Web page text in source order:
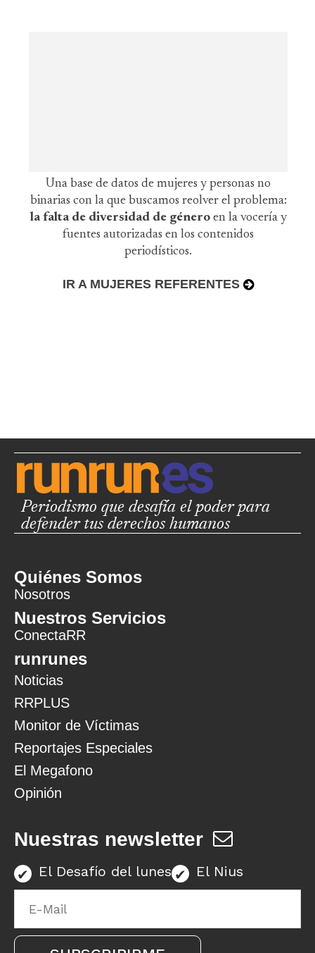
Una base de datos de mujeres y personas no
binarias con la que buscamos reolver el problema:
la falta de diversidad de género en la vocería y
fuentes autorizadas en los contenidos
periodísticos.
IR A MUJERES REFERENTES
Periodismo que desafía el poder para
defender tus derechos humanos
Quiénes Somos
Nosotros
Nuestros Servicios
ConectaRR
runrunes
Noticias
RRPLUS
Monitor de Víctimas
Reportajes Especiales
El Megafono
Opinión
Nuestras newsletter
El Desafío del lunes El Nius